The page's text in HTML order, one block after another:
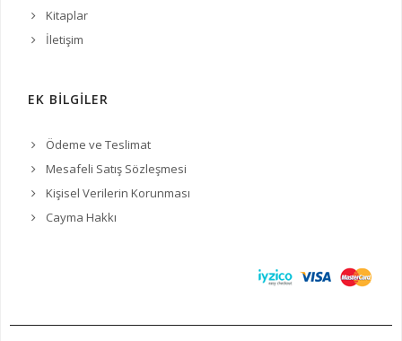
Kitaplar
İletişim
EK BİLGİLER
Ödeme ve Teslimat
Mesafeli Satış Sözleşmesi
Kişisel Verilerin Korunması
Cayma Hakkı